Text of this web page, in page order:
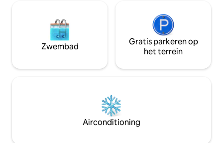
Zwembad
Gratis parkeren op
het terrein
Airconditioning